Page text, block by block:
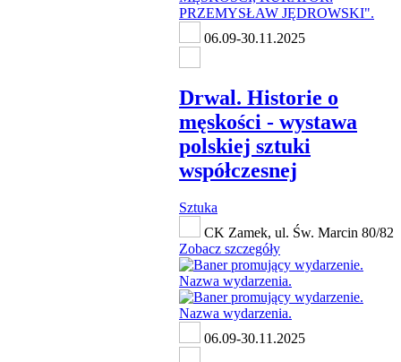
06.09-30.11.2025
Drwal. Historie o
męskości - wystawa
polskiej sztuki
współczesnej
Sztuka
CK Zamek, ul. Św. Marcin 80/82
Zobacz szczegóły
06.09-30.11.2025